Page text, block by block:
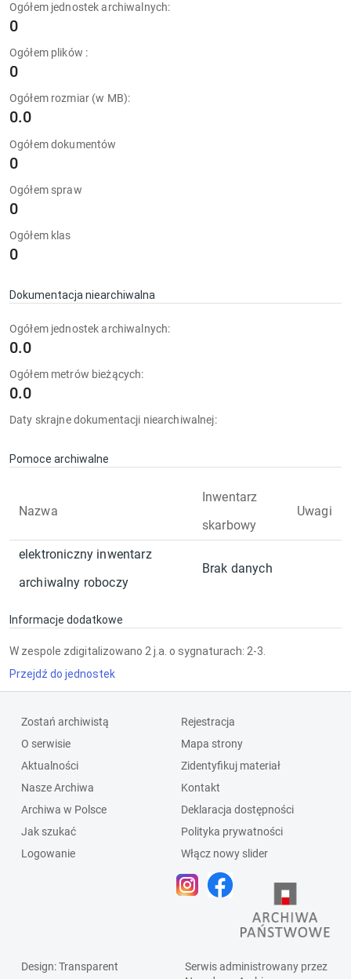
Ogółem jednostek archiwalnych:
0
Ogółem plików :
0
Ogółem rozmiar (w MB):
0.0
Ogółem dokumentów
0
Ogółem spraw
0
Ogółem klas
0
Dokumentacja niearchiwalna
Ogółem jednostek archiwalnych:
0.0
Ogółem metrów bieżących:
0.0
Daty skrajne dokumentacji niearchiwalnej:
Pomoce archiwalne
Nazwa
Inwentarz
skarbowy
Uwagi
elektroniczny inwentarz
archiwalny roboczy
Brak danych
Informacje dodatkowe
W zespole zdigitalizowano 2 j.a. o sygnaturach: 2-3.
Przejdź do jednostek
Zostań archiwistą
O serwisie
Aktualności
Nasze Archiwa
Archiwa w Polsce
Jak szukać
Logowanie
Rejestracja
Mapa strony
Zidentyfikuj materiał
Kontakt
Deklaracja dostępności
Polityka prywatności
Włącz nowy slider
Design: Transparent
Serwis administrowany przez